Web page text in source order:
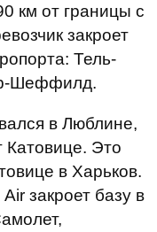
км от границы с
закроет
Тель-
Шеффилд.
в Люблине,
Катовице. Это
в Харьков.
закроет базу в